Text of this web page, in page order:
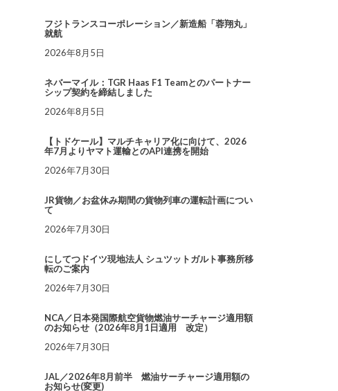
フジトランスコーポレーション／新造船「蓉翔丸」
就航
2026年8月5日
ネバーマイル：TGR Haas F1 Teamとのパートナー
シップ契約を締結しました
2026年8月5日
【トドケール】マルチキャリア化に向けて、2026
年7月よりヤマト運輸とのAPI連携を開始
2026年7月30日
JR貨物／お盆休み期間の貨物列車の運転計画につい
て
2026年7月30日
にしてつドイツ現地法人 シュツットガルト事務所移
転のご案内
2026年7月30日
NCA／日本発国際航空貨物燃油サーチャージ適用額
のお知らせ（2026年8月1日適用 改定）
2026年7月30日
JAL／2026年8月前半 燃油サーチャージ適用額の
お知らせ(変更)